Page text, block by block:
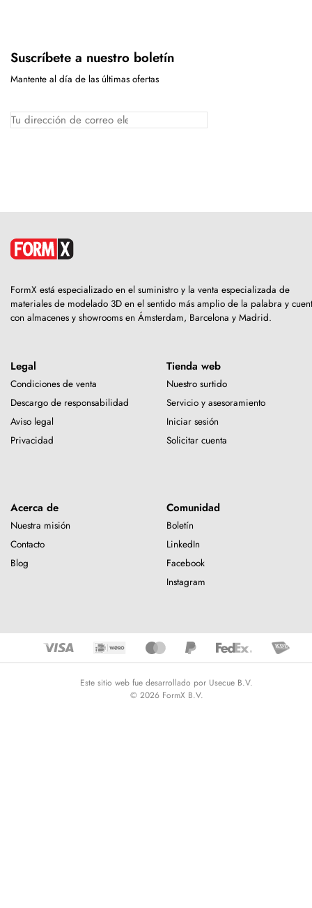
Suscríbete a nuestro boletín
Mantente al día de las últimas ofertas
FormX está especializado en el suministro y la venta especializada de
materiales de modelado 3D en el sentido más amplio de la palabra y
con almacenes y showrooms en Ámsterdam, Barcelona y Madrid.
Legal
Condiciones de venta
Descargo de responsabilidad
Aviso legal
Privacidad
Tienda web
Nuestro surtido
Servicio y asesoramiento
Iniciar sesión
Solicitar cuenta
Acerca de
Nuestra misión
Contacto
Blog
Comunidad
Boletín
LinkedIn
Facebook
Instagram
Este sitio web fue desarrollado por Usecue B.V.
© 2026 FormX B.V.